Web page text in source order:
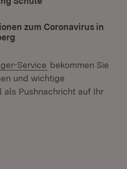
zum Coronavirus in
Service bekommen Sie
und wichtige
als Pushnachricht auf Ihr